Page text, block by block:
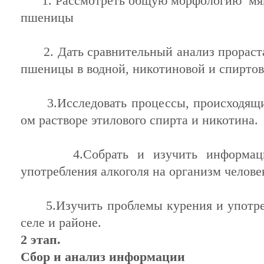
пшеницы
2. Дать сравнительный анализ
пшеницы в водной, никотиновой и
3.Исследовать процессы,
ом растворе этилового спирта и никотина.
4.Собрать и изучить
употребления алкоголя на организм
5.Изучить проблемы курения и
селе и районе.
2 этап.
Сбор и анализ информации